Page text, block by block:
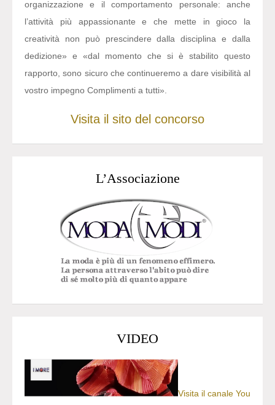
organizzazione e il comportamento personale: anche
l’attività più appassionante e che mette in gioco la
creatività non può prescindere dalla disciplina e dalla
dedizione» e «dal momento che si è stabilito questo
rapporto, sono sicuro che continueremo a dare visibilità al
vostro impegno Complimenti a tutti».
Visita il sito del concorso
L’Associazione
VIDEO
Visita il canale You